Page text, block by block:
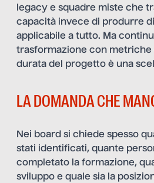
legacy e squadre miste che
capacità invece di produrre
applicabile a tutto. Ma
trasformazione con metriche
durata del progetto è una
LA DOMANDA CHE
Nei board si chiede spesso
stati identificati, quante
completato la formazione,
sviluppo e quale sia la